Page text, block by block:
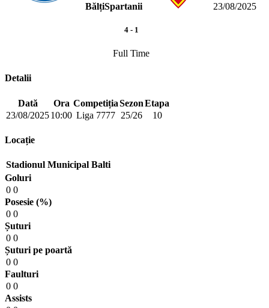
BălțiSpartanii 23/08/2025
4- 1
Full Time
Detalii
Dată Ora CompetițiaSezonEtapa
23/08/202510:00 Liga 7777 25/26 10
Locație
Stadionul Municipal Balti
Goluri
0 0
Posesie (%)
0 0
Șuturi
0 0
Șuturi pe poartă
0 0
Faulturi
0 0
Assists